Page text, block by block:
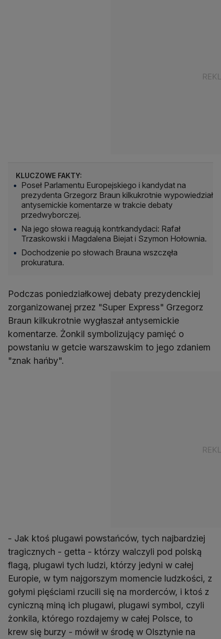
KLUCZOWE FAKTY:
Poseł Parlamentu Europejskiego i kandydat na
prezydenta Grzegorz Braun kilkukrotnie wypowiedział
antysemickie komentarze w trakcie debaty
przedwyborczej.
Na jego słowa reagują kontrkandydaci: Rafał
Trzaskowski i Magdalena Biejat i Szymon Hołownia.
Dochodzenie po słowach Brauna wszczęła
prokuratura.
Podczas poniedziałkowej debaty prezydenckiej
zorganizowanej przez "Super Express" Grzegorz
Braun kilkukrotnie wygłaszał antysemickie
komentarze. Żonkil symbolizujący pamięć o
powstaniu w getcie warszawskim to jego zdaniem
"znak hańby".
- Jak ktoś plugawi powstańców, tych najbardziej
tragicznych - getta - którzy walczyli pod polską
flagą, plugawi tych ludzi, którzy jedyni w całej
Europie, w tym najgorszym momencie ludzkości, z
gołymi pięściami rzucili się na morderców, i ktoś z
cyniczną miną ich plugawi, plugawi symbol, czyli
żonkila, którego rozdajemy w całej Polsce, to
krew się burzy - mówił w środę w Olsztynie na